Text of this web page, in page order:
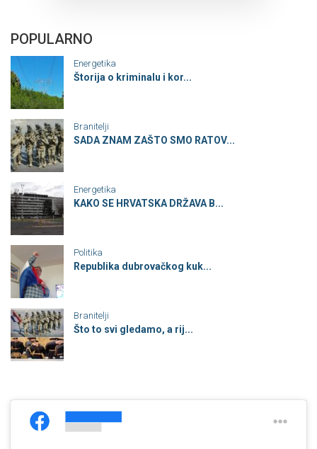
POPULARNO
Energetika
Štorija o kriminalu i kor...
Branitelji
SADA ZNAM ZAŠTO SMO RATOV...
Energetika
KAKO SE HRVATSKA DRŽAVA B...
Politika
Republika dubrovačkog kuk...
Branitelji
Što to svi gledamo, a rij...